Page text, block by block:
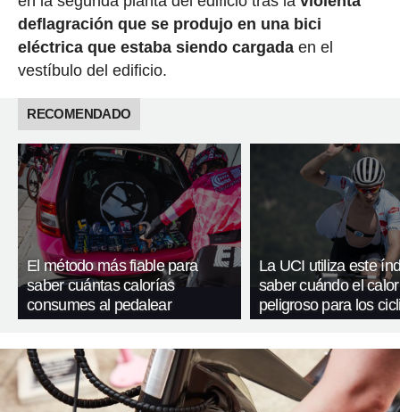
deflagración que se produjo en una bici
eléctrica que estaba siendo cargadaen el
vestíbulo del edificio.
RECOMENDADO
El método más fiable para
saber cuántas calorías
consumes al pedalear
La UCI utiliza este
saber cuándo el
peligroso para los